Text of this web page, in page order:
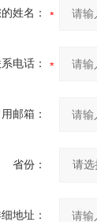
姓名：
电话：
邮箱：
省份：
地址：